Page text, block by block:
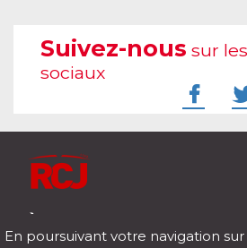
Suivez-nous sur
sociaux
Télécharger notre application pour iOs et
En poursuivant votre navigation